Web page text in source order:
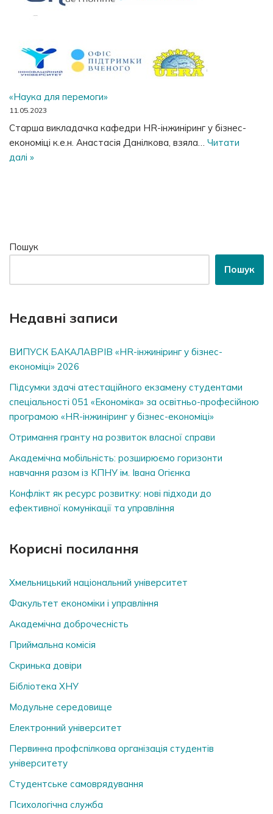
«Наука для перемоги»
11.05.2023
Старша викладачка кафедри HR-інжиніринг у бізнес-
економіці к.е.н. Анастасія Данілкова, взяла… Читати
далі »
Пошук
Пошук
Недавні записи
ВИПУСК БАКАЛАВРІВ «HR-інжиніринг у бізнес-
економіці» 2026
Підсумки здачі атестаційного екзамену студентами
спеціальності 051 «Економіка» за освітньо-професійною
програмою «HR-інжиніринг у бізнес-економіці»
Отримання гранту на розвиток власної справи
Академічна мобільність: розширюємо горизонти
навчання разом із КПНУ ім. Івана Огієнка
Конфлікт як ресурс розвитку: нові підходи до
ефективної комунікації та управління
Корисні посилання
Хмельницький національний університет
Факультет економіки і управління
Академічна доброчесність
Приймальна комісія
Скринька довiри
Бібліотека ХНУ
Модульне середовище
Електронний університет
Первинна профспілкова організація студентів
університету
Студентське самоврядування
Психологічна служба